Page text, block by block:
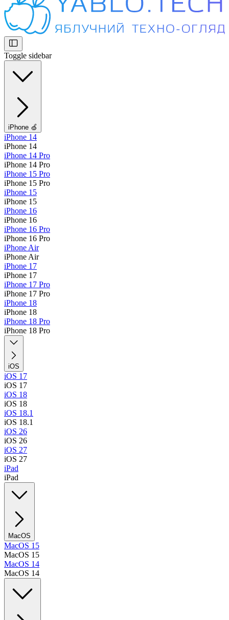
Toggle sidebar
iPhone 🍏
iPhone 14
iPhone 14
iPhone 14 Pro
iPhone 14 Pro
iPhone 15 Pro
iPhone 15 Pro
iPhone 15
iPhone 15
iPhone 16
iPhone 16
iPhone 16 Pro
iPhone 16 Pro
iPhone Air
iPhone Air
iPhone 17
iPhone 17
iPhone 17 Pro
iPhone 17 Pro
iPhone 18
iPhone 18
iPhone 18 Pro
iPhone 18 Pro
iOS
iOS 17
iOS 17
iOS 18
iOS 18
iOS 18.1
iOS 18.1
iOS 26
iOS 26
iOS 27
iOS 27
iPad
iPad
MacOS
MacOS 15
MacOS 15
MacOS 14
MacOS 14